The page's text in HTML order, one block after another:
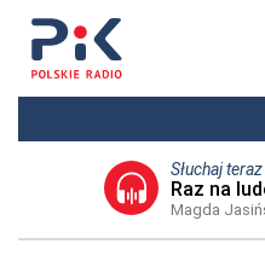
Słuchaj teraz
Raz na
Magda